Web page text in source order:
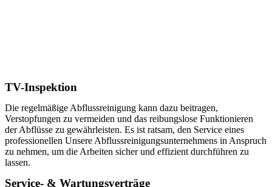
TV-Inspektion
Die regelmäßige Abflussreinigung kann dazu beitragen,
Verstopfungen zu vermeiden und das reibungslose Funktionieren
der Abflüsse zu gewährleisten. Es ist ratsam, den Service eines
professionellen Unsere Abflussreinigungsunternehmens in Anspruch
zu nehmen, um die Arbeiten sicher und effizient durchführen zu
lassen.
Service- & Wartungsverträge